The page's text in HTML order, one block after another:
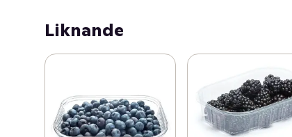
Liknande